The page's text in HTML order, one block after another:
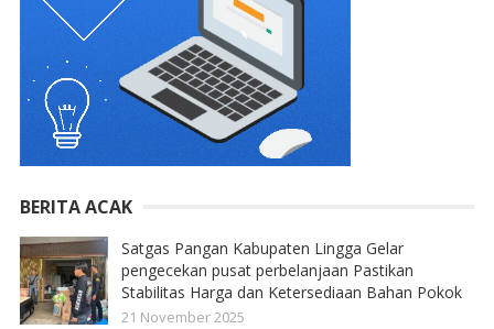
BERITA ACAK
Satgas Pangan Kabupaten Lingga Gelar
pengecekan pusat perbelanjaan Pastikan
Stabilitas Harga dan Ketersediaan Bahan Pokok
21 November 2025